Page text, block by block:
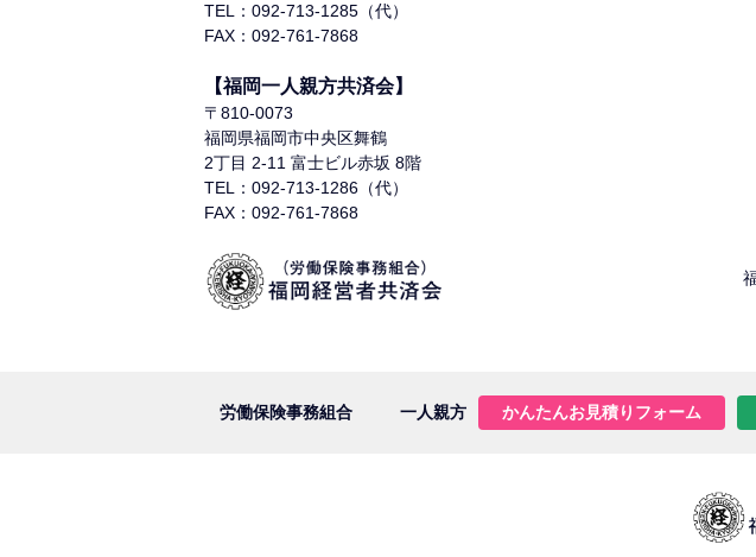
TEL：092-713-1285（代）
FAX：092-761-7868
【福岡一人親方共済会】
〒810-0073
福岡県福岡市中央区舞鶴
2丁目 2-11 富士ビル赤坂 8階
TEL：092-713-1286（代）
FAX：092-761-7868
労働保険事務組合 一人親方 かんたんお見積りフォーム